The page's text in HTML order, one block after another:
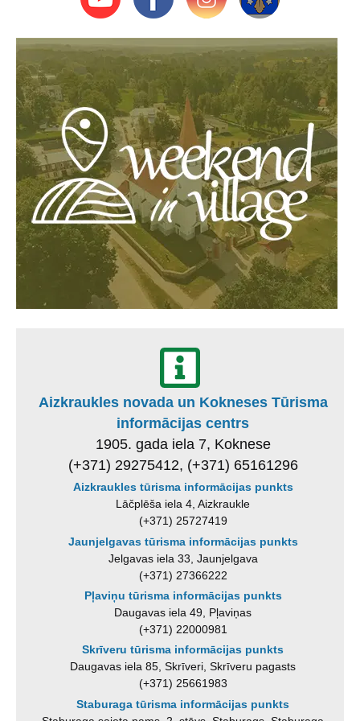
Aizkraukles novada un Kokneses Tūrisma
informācijas centrs
1905. gada iela 7, Koknese
(+371) 29275412, (+371) 65161296
Aizkraukles tūrisma informācijas punkts
Lāčplēša iela 4, Aizkraukle
(+371) 25727419
Jaunjelgavas tūrisma informācijas punkts
Jelgavas iela 33, Jaunjelgava
(+371) 27366222
Pļaviņu tūrisma informācijas punkts
Daugavas iela 49, Pļaviņas
(+371) 22000981
Skrīveru tūrisma informācijas punkts
Daugavas iela 85, Skrīveri, Skrīveru pagasts
(+371) 25661983
Staburaga tūrisma informācijas punkts